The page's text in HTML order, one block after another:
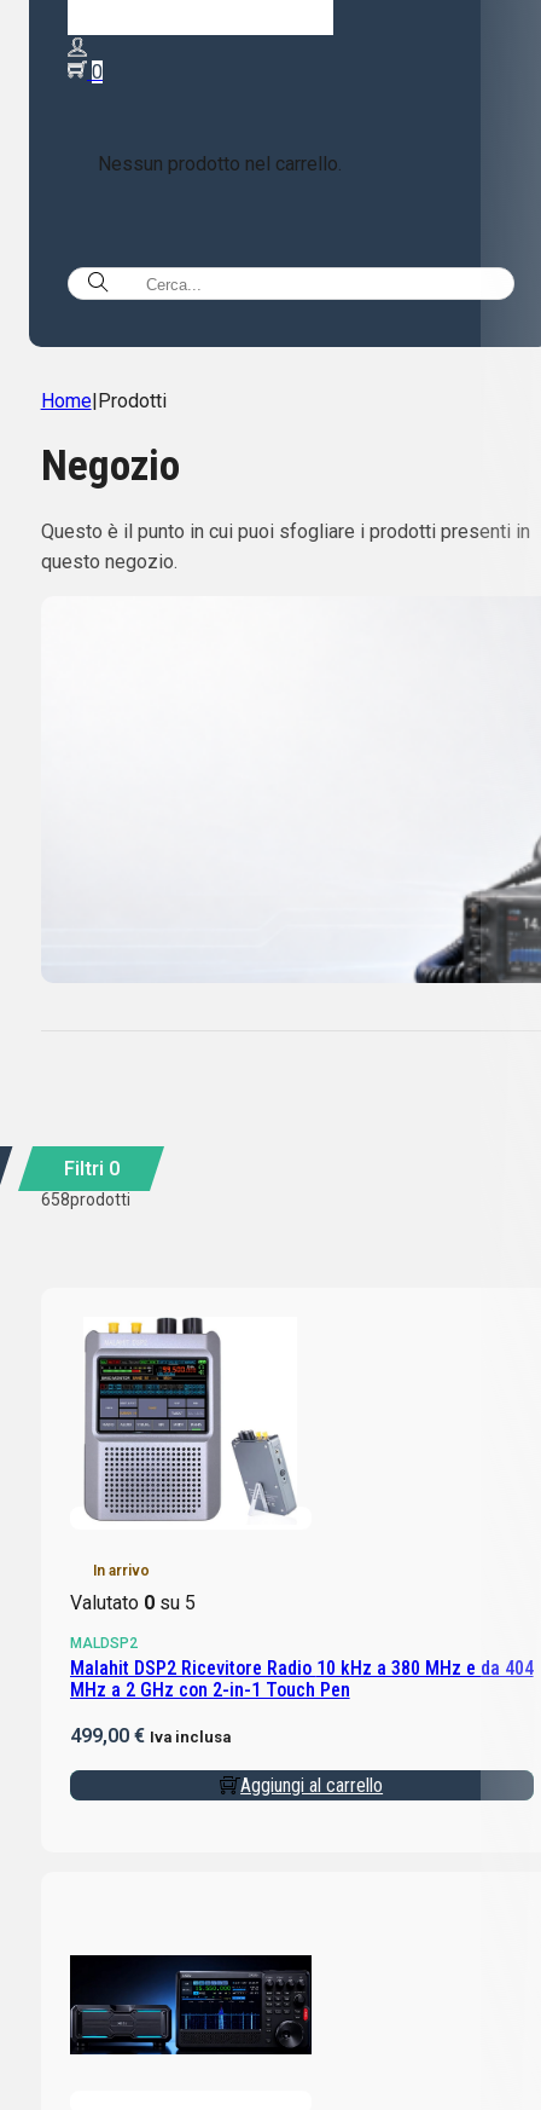
0
Nessun prodotto nel carrello.
Home| Prodotti
Negozio
Questo è il punto in cui puoi sfogliare i prodotti presenti in
questo negozio.
Filtri 0
658prodotti
In arrivo
Valutato 0su 5
MALDSP2
Malahit DSP2 Ricevitore Radio 10 kHz a 380 MHz e da 404
MHz a 2 GHz con 2-in-1 Touch Pen
499,00 € Iva inclusa
Aggiungi al carrello